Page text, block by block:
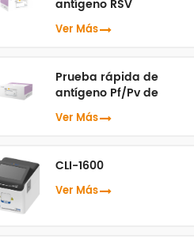
antígeno RSV
Ver Más
Prueba rápida de
antígeno Pf/Pv de
malaria
Ver Más
CLI-1600
Ver Más